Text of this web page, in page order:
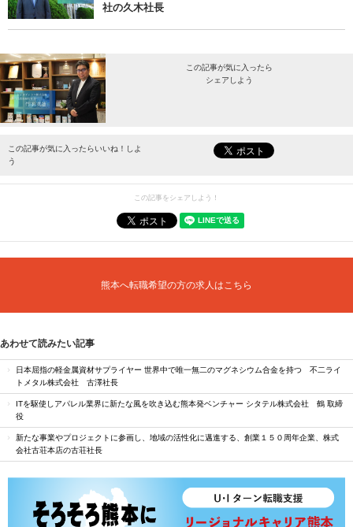
社の久木社長
この記事が気に入ったら
シェアしよう
最新情報をお届けします。
この記事が気に入ったらいいね！しよ
う
この記事をシェアしよう！
熊本へ転職希望の方の求人はこちら
あわせて読みたい記事
日本屈指の軽金属資材サプライヤー 世界中で唯一無二のマグネシウム合金を持つ 不二ライ
トメタル株式会社 古澤社長
ITを駆使しアパレル業界に新たな風を吹き込む熊本発ベンチャー シタテル株式会社 鶴 取締
役
新たな事業やプロジェクトに参画し、地域の活性化に邁進する、創業１５０周年企業、株式
会社古荘本店の古荘社長